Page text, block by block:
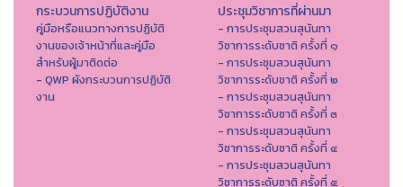
กระบวนการปฏิบัติงาน
คู่มือหรือแนวทางการปฏิบัติ
งานของเจ้าหน้าที่และคู่มือ
สำหรับผู้มาติดต่อ
- QWP ผังกระบวนการปฏิบัติ
งาน
ประชุมวิชาการที่ผ่านมา
- การประชุมสวนสุนันทา
วิชาการระดับชาติ ครั้งที่ ๑
- การประชุมสวนสุนันทา
วิชาการระดับชาติ ครั้งที่ ๒
- การประชุมสวนสุนันทา
วิชาการระดับชาติ ครั้งที่ ๓
- การประชุมสวนสุนันทา
วิชาการระดับชาติ ครั้งที่ ๔
- การประชุมสวนสุนันทา
วิชาการระดับชาติ ครั้งที่ ๕